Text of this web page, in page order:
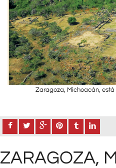
Zaragoza, Michoacán, está
ZARAGOZA,